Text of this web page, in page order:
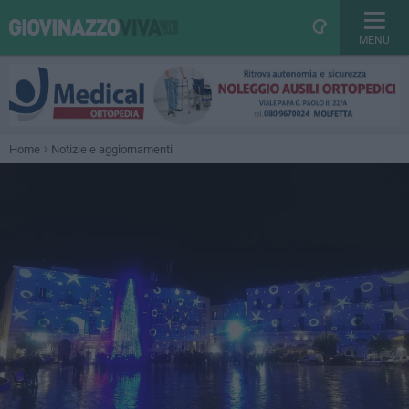
MENU
Home Notizie e aggiornamenti